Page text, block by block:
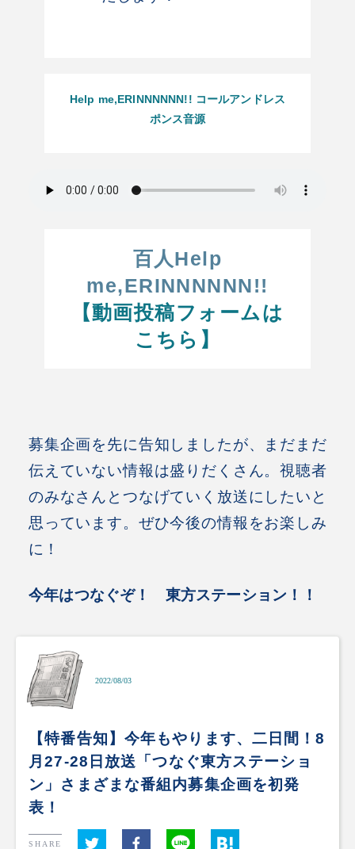
Help me,ERINNNNNN!! コールアンドレス
ポンス音源
百人Help
me,ERINNNNNN!!
【動画投稿フォームは
こちら】
募集企画を先に告知しましたが、まだまだ
伝えていない情報は盛りだくさん。視聴者
のみなさんとつなげていく放送にしたいと
思っています。ぜひ今後の情報をお楽しみ
に！
今年はつなぐぞ！ 東方ステーション！！
2022/08/03
【特番告知】今年もやります、二日間！8
月27-28日放送「つなぐ東方ステーショ
ン」さまざまな番組内募集企画を初発
表！
SHARE